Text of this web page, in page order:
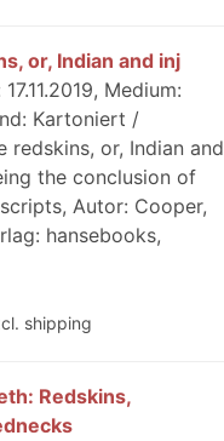
or, Indian and inj
Medium:
Kartoniert /
redskins, or, Indian and
the conclusion of
Autor: Cooper,
hansebooks,
shipping
Redskins,